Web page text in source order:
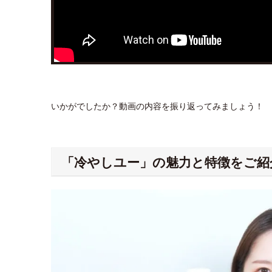
いかがでしたか？動画の内容を振り返ってみましょう！
「冷やしユー」の魅力と特徴をご